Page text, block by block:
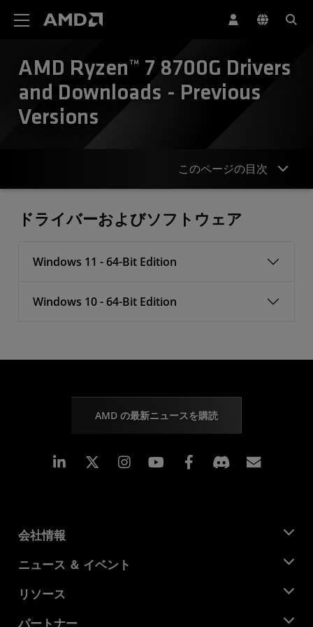
AMD Ryzen™ 7 8700G Drivers
and Downloads - Previous
Versions
このページの目次
ドライバー
ドライバーおよびソフトウェア
Windows 11 - 64-Bit Edition
Windows 10 - 64-Bit Edition
AMD の最新ニュースを購読
Linkedin Instagram Facebook
会社情報
AMD について
企業責任
キャリア
ニュース ＆ イベント
ニュースルーム
リソース
デベロッパー セントラル
パートナー